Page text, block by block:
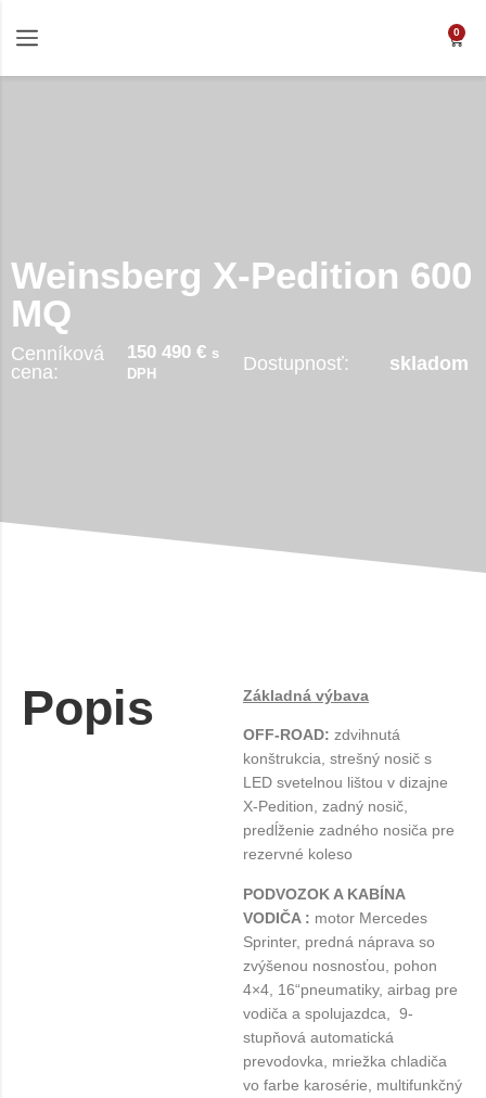
0
Weinsberg X-Pedition 600
MQ
Cenníková
cena:
150 490 € s
DPH
Dostupnosť: skladom
Popis Základná výbava
OFF-ROAD: zdvihnutá
konštrukcia, strešný nosič s
LED svetelnou lištou v dizajne
X-Pedition, zadný nosič,
predĺženie zadného nosiča pre
rezervné koleso
PODVOZOK A KABÍNA
VODIČA : motor Mercedes
Sprinter, predná náprava so
zvýšenou nosnosťou, pohon
4×4, 16“pneumatiky, airbag pre
vodiča a spolujazdca, 9-
stupňová automatická
prevodovka, mriežka chladiča
vo farbe karosérie, multifunkčný